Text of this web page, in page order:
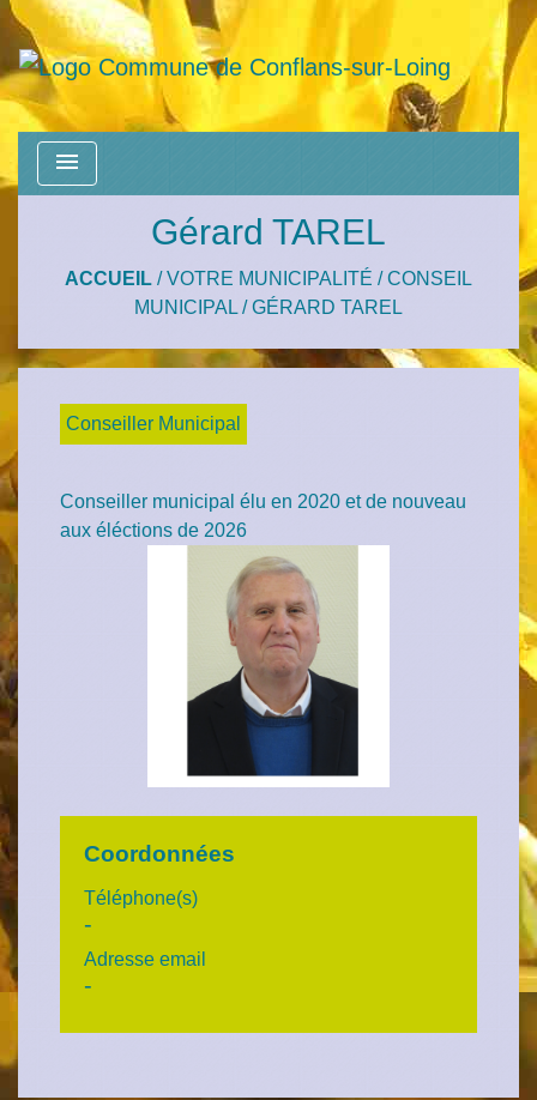
menu
Gérard TAREL
ACCUEIL /VOTRE MUNICIPALITÉ /CONSEIL
MUNICIPAL /GÉRARD TAREL
Conseiller Municipal
Conseiller municipal élu en 2020 et de nouveau
aux éléctions de 2026
Coordonnées
Téléphone(s)
-
Adresse email
-